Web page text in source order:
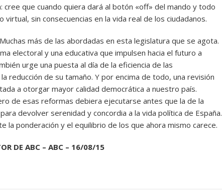
cree que cuando quiera dará al botón «off» del mando y todo
virtual, sin consecuencias en la vida real de los ciudadanos.
más de las abordadas en esta legislatura que se agota.
electoral y una educativa que impulsen hacia el futuro a
urge una puesta al día de la eficiencia de las
reducción de su tamaño. Y por encima de todo, una revisión
a otorgar mayor calidad democrática a nuestro país.
de esas reformas debiera ejecutarse antes que la de la
devolver serenidad y concordia a la vida política de España.
la ponderación y el equilibrio de los que ahora mismo carece.
DE ABC – ABC – 16/08/15